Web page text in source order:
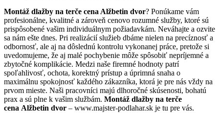
Montáž dlažby na terče cena Alžbetin dvor? Ponúkame vám
profesionálne, kvalitné a zároveň cenovo rozumné služby, ktoré sú
prispôsobené vašim individuálnym požiadavkám. Neváhajte a ozvite
sa nám ešte dnes. Pri realizácií služieb dbáme nielen na precíznosť a
odbornosť, ale aj na dôslednú kontrolu vykonanej práce, pretože si
uvedomujeme, že aj malé pochybenie môže spôsobiť nepríjemné a
zbytočné komplikácie. Medzi naše firemné hodnoty patrí
spoľahlivosť, ochota, korektný prístup a úprimná snaha o
maximálnu spokojnosť každého zákazníka, ktorá je pre nás vždy na
prvom mieste. Naši pracovníci majú dlhoročné skúsenosti, bohatú
prax a sú plne k vašim službám. Montáž dlažby na terče
cena Alžbetin dvor – www.majster-podlahar.sk je tu pre vás.